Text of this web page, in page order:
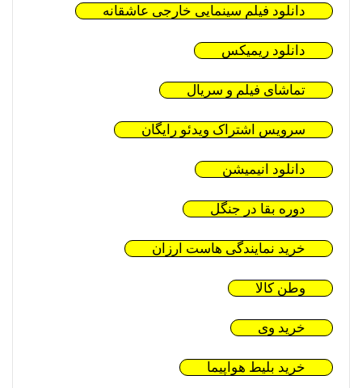
دانلود فیلم سینمایی خارجی عاشقانه
دانلود ریمیکس
تماشای فیلم و سریال
سرویس اشتراک ویدئو رایگان
دانلود انیمیشن
دوره بقا در جنگل
خرید نمایندگی هاست ارزان
وطن کالا
خرید وی
خرید بلیط هواپیما